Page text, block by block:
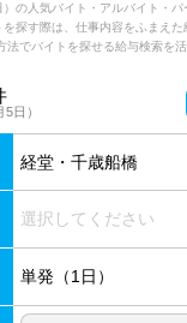
の人気バイト・アルバイト・
探す際は、仕事内容をふまえ
法でバイトを探せる給与検索を活
日）
経堂・千歳船橋
選択してください
単発（1日）